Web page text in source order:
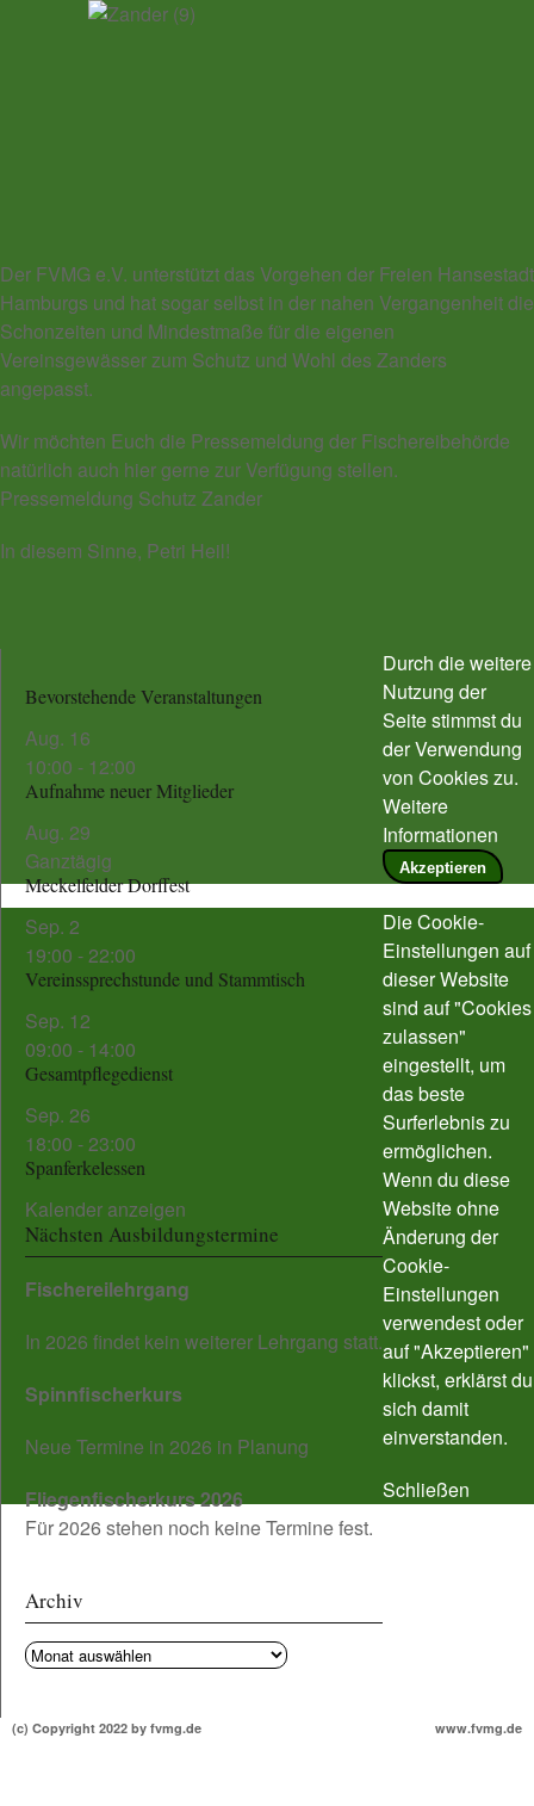
Der FVMG e.V. unterstützt das Vorgehen der Freien Hansestadt
Hamburgs und hat sogar selbst in der nahen Vergangenheit die
Schonzeiten und Mindestmaße für die eigenen
Vereinsgewässer zum Schutz und Wohl des Zanders
angepasst.
Wir möchten Euch die Pressemeldung der Fischereibehörde
natürlich auch hier gerne zur Verfügung stellen.
Pressemeldung Schutz Zander
In diesem Sinne, Petri Heil!
Bevorstehende Veranstaltungen
Aug. 16
10:00 - 12:00
Aufnahme neuer Mitglieder
Aug. 29
Ganztägig
Meckelfelder Dorffest
Sep. 2
19:00 -22:00
Vereinssprechstunde und Stammtisch
Sep. 12
09:00 - 14:00
Gesamtpflegedienst
Sep. 26
18:00 -23:00
Spanferkelessen
Kalender anzeigen
Nächsten Ausbildungstermine
Fischereilehrgang
In 2026 findet kein weiterer Lehrgang statt.
Spinnfischerkurs
Neue Termine in 2026 in Planung
Fliegenfischerkurs 2026
Für 2026 stehen noch keine Termine fest.
Archiv
Archiv
(c) Copyright 2022 by fvmg.de www.fvmg.de
Durch die weitere
Nutzung der
Seite stimmst du
der Verwendung
von Cookies zu.
Weitere
Informationen
Akzeptieren
Die Cookie-
Einstellungen auf
dieser Website
sind auf "Cookies
zulassen"
eingestellt, um
das beste
Surferlebnis zu
ermöglichen.
Wenn du diese
Website ohne
Änderung der
Cookie-
Einstellungen
verwendest oder
auf "Akzeptieren"
klickst, erklärst du
sich damit
einverstanden.
Schließen